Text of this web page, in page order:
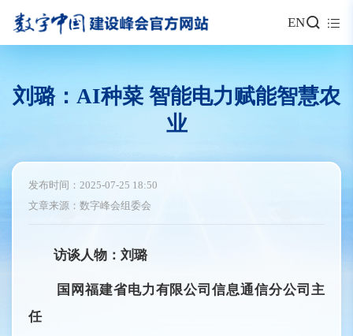
EN
刘璐：AI种菜 智能电力赋能智慧农
业
发布时间：2025-07-25 18:50
文章来源：数字峰会组委会
访谈人物：刘璐
国网福建省电力有限公司信息通信分公司主
任